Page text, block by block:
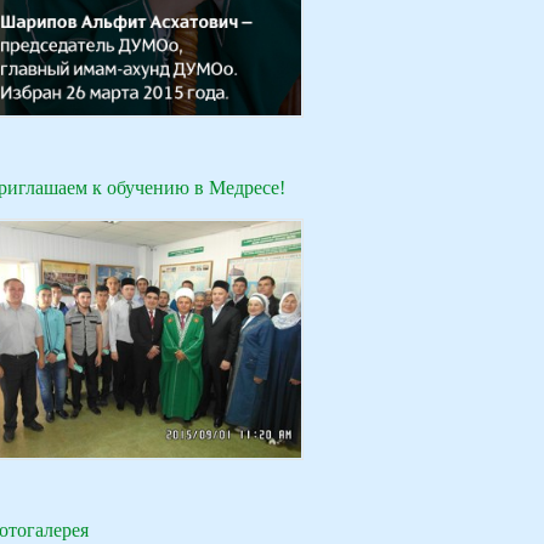
к обучению в Медресе!